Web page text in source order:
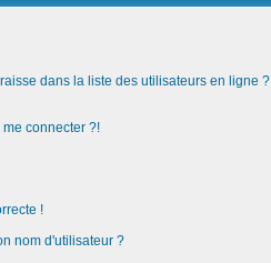
dans la liste des utilisateurs en ligne ?
connecter ?!
!
nom d'utilisateur ?